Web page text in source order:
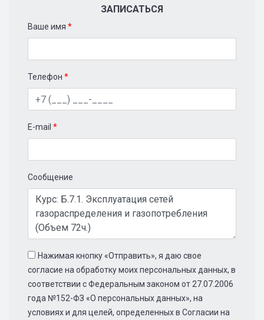
ЗАПИСАТЬСЯ
Ваше имя *
Телефон *
E-mail *
Сообщение
Нажимая кнопку «Отправить», я даю свое
согласие на обработку моих персональных данных, в
соответствии с Федеральным законом от 27.07.2006
года №152-ФЗ «О персональных данных», на
условиях и для целей, определенных в Согласии на